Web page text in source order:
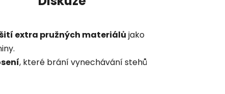
extra pružných materiálů jako
, které brání vynechávání stehů